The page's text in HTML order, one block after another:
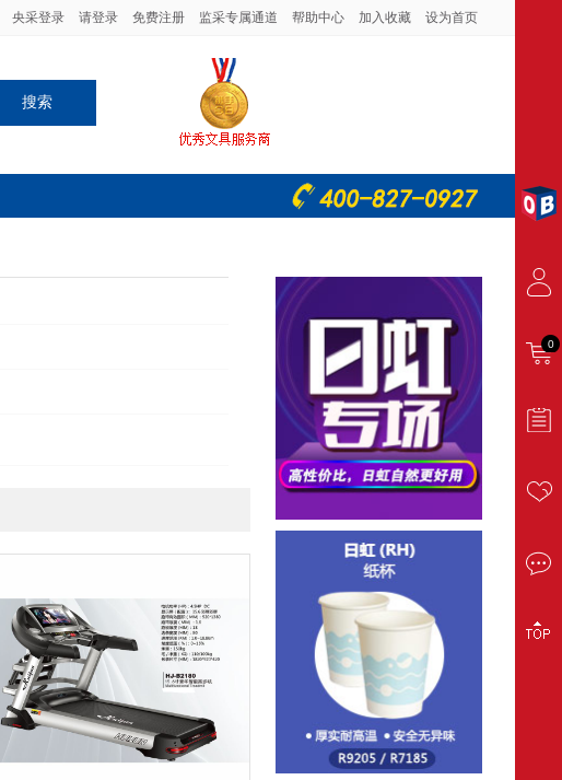
央采登录 请登录 免费注册 监采专属通道 帮助中心 加入收藏 设为首页
搜索
0